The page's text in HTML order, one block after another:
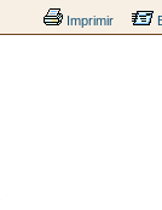
Imprimir